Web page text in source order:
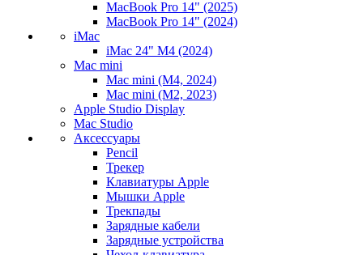
MacBook Pro 14" (2025)
MacBook Pro 14" (2024)
iMac
iMac 24" M4 (2024)
Mac mini
Mac mini (M4, 2024)
Mac mini (M2, 2023)
Apple Studio Display
Mac Studio
Аксессуары
Pencil
Трекер
Клавиатуры Apple
Мышки Apple
Трекпады
Зарядные кабели
Зарядные устройства